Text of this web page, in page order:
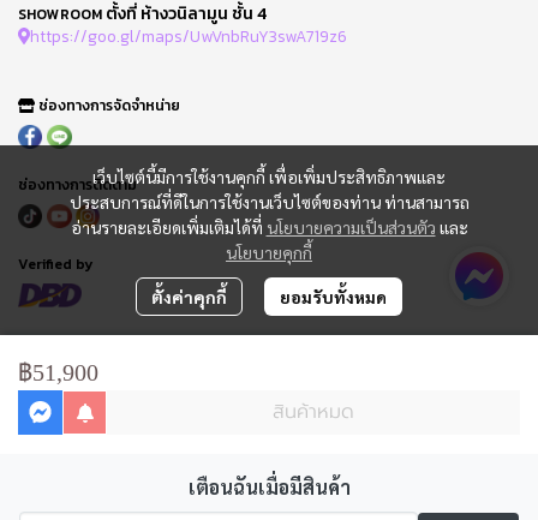
฿51,900
สินค้าหมด
เตือนฉันเมื่อมีสินค้า
เว็บไซต์นี้มีการใช้งานคุกกี้ เพื่อเพิ่มประสิทธิภาพและ
ประสบการณ์ที่ดีในการใช้งานเว็บไซต์ของท่าน ท่านสามารถ
อ่านรายละเอียดเพิ่มเติมได้ที่ นโยบายความเป็นส่วนตัว และ
นโยบายคุกกี้
ตั้งค่าคุกกี้ ยอมรับทั้งหมด
SHOWROOM ตั้งที่ ห้างวนิลามูน ชั้น 4
https://goo.gl/maps/UwVnbRuY3swA719z6
ช่องทางการจัดจำหน่าย
ช่องทางการติดตาม
Verified by
ข้อกำหนดการใช้
นโยบายความเป็นส่วนตัว
การจัดการ Cookie
แจ้งชำระเงิน